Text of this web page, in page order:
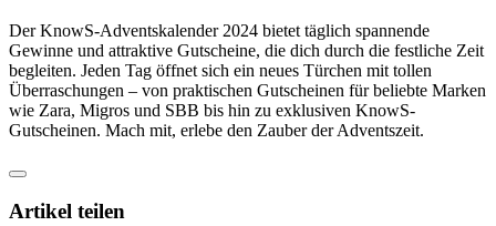
Der KnowS-Adventskalender 2024 bietet täglich spannende
Gewinne und attraktive Gutscheine, die dich durch die festliche Zeit
begleiten. Jeden Tag öffnet sich ein neues Türchen mit tollen
Überraschungen – von praktischen Gutscheinen für beliebte Marken
wie Zara, Migros und SBB bis hin zu exklusiven KnowS-
Gutscheinen. Mach mit, erlebe den Zauber der Adventszeit.
Artikel teilen